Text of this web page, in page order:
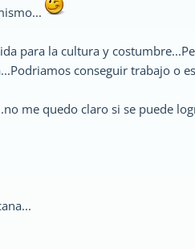
para la cultura y
conseguir trabajo o
me quedo claro si se puede